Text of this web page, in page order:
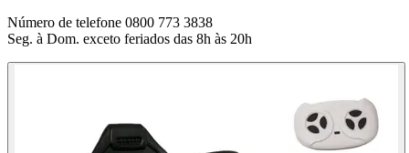
Número de telefone 0800 773 3838
Seg. à Dom. exceto feriados das 8h às 20h